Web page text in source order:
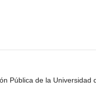
Pública de la Universidad